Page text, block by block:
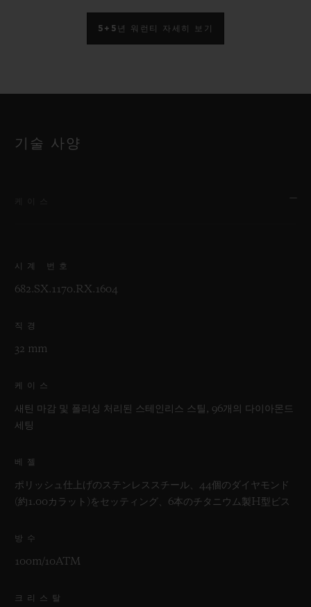
5+5년 워런티 자세히 보기
기술 사양
시계 번호
682.SX.1170.RX.1604
직경
32 mm
케이스
새틴 마감 및 폴리싱 처리된 스테인리스 스틸, 96개의 다이아몬드
세팅
베젤
ポリッシュ仕上げのステンレススチール、44個のダイヤモンド
(約1.00カラット)をセッティング、6本のチタニウム製H型ビス
방수
100m/10ATM
크리스탈